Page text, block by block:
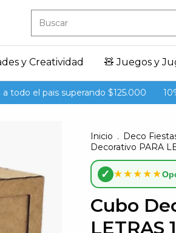
y Creatividad 🧸 Juegos y
el pais superando $125.000
Inicio . Deco
Decorativo PARA
✓ ★★★★★
Cubo
LETRAS